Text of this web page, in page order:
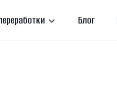
Блог